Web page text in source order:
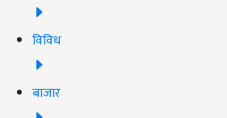
विविध
बाजार